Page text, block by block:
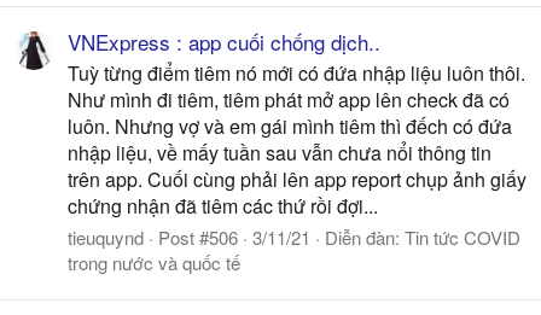
VNExpress : app cuối chống dịch..
Tuỳ từng điểm tiêm nó mới có đứa nhập liệu luôn thôi.
Như mình đi tiêm, tiêm phát mở app lên check đã có
luôn. Nhưng vợ và em gái mình tiêm thì đếch có đứa
nhập liệu, về mấy tuần sau vẫn chưa nổi thông tin
trên app. Cuối cùng phải lên app report chụp ảnh giấy
chứng nhận đã tiêm các thứ rồi đợi...
tieuquynd Post #506 3/11/21 Diễn đàn: Tin tức COVID
trong nước và quốc tế